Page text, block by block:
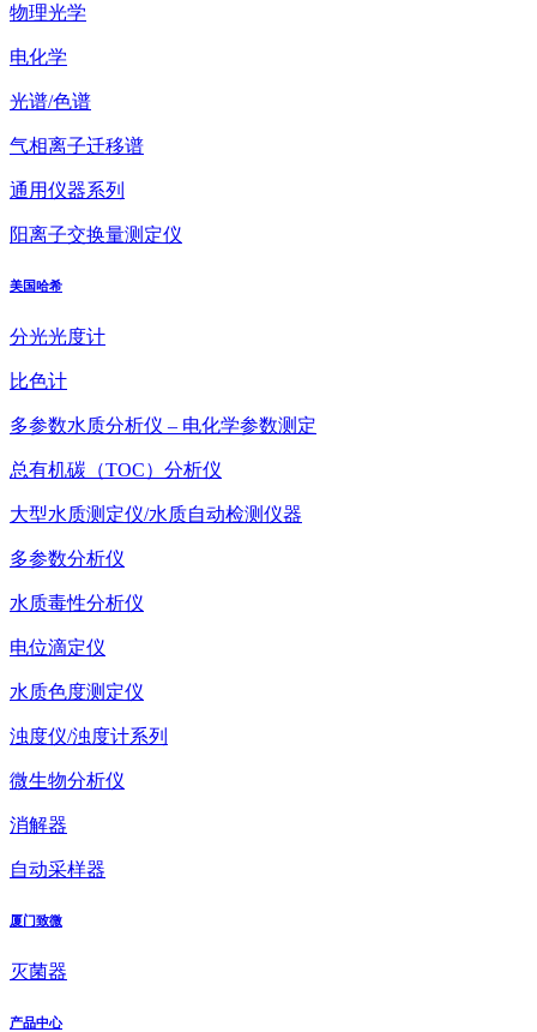
物理光学
电化学
光谱/色谱
气相离子迁移谱
通用仪器系列
阳离子交换量测定仪
美国哈希
分光光度计
比色计
多参数水质分析仪 – 电化学参数测定
总有机碳（TOC）分析仪
大型水质测定仪/水质自动检测仪器
多参数分析仪
水质毒性分析仪
电位滴定仪
水质色度测定仪
浊度仪/浊度计系列
微生物分析仪
消解器
自动采样器
厦门致微
灭菌器
产品中心